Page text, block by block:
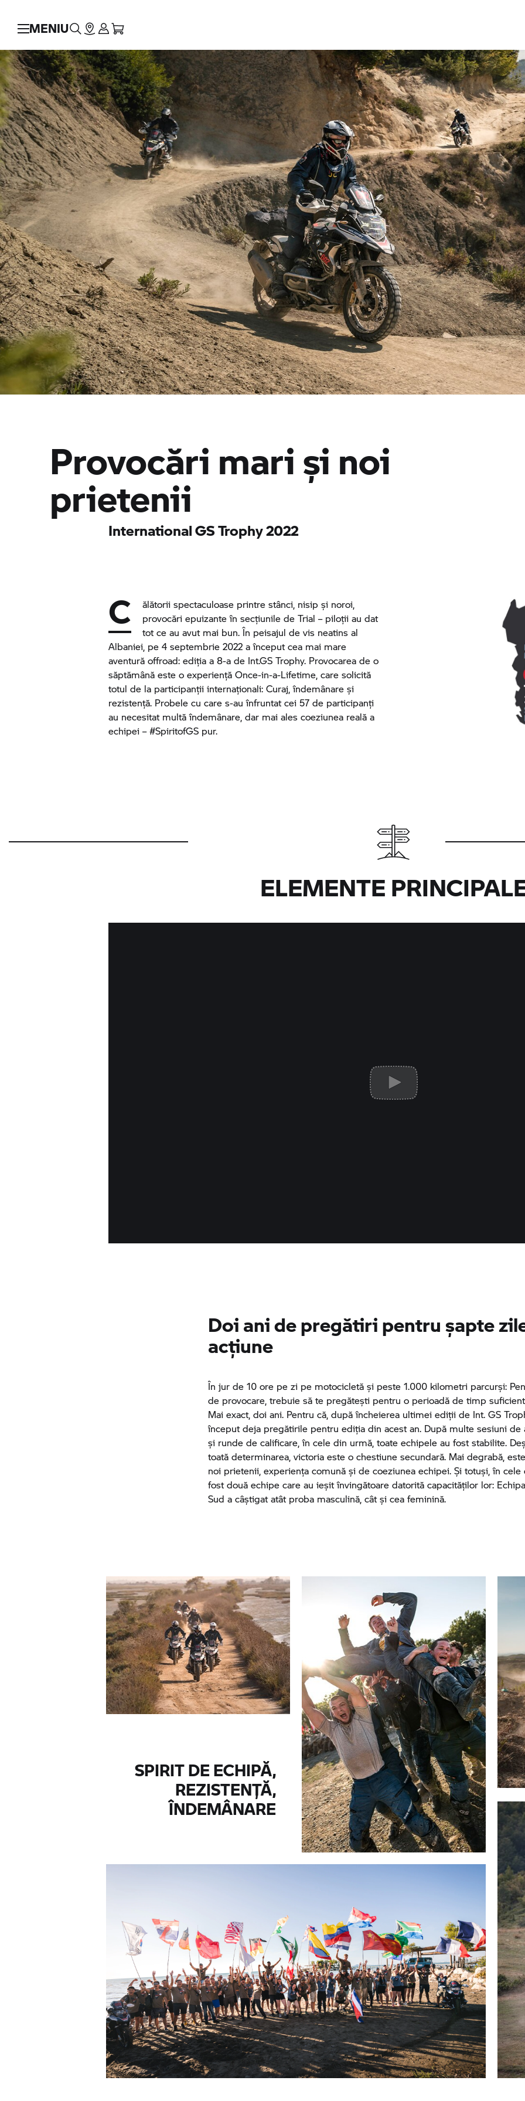
MENIU
Provocări mari și noi
prietenii
InternationalGS Trophy2022
C
ălătorii spectaculoase printre stânci, nisip și noroi,
provocări epuizante în secțiunile de Trial – piloții au dat
tot ce au avut mai bun. În peisajul de vis neatins al
Albaniei, pe 4 septembrie 2022 a început cea mai mare
aventură offroad: ediția a 8-a de Int.GS Trophy. Provocarea de o
săptămână este o experiență Once-in-a-Lifetime, care solicită
totul de la participanții internaționali: Curaj, îndemânare și
rezistență. Probele cu care s-au înfruntat cei 57 de participanți
au necesitat multă îndemânare, dar mai ales coeziunea reală a
echipei – #SpiritofGS pur.
ELEMENTE
Doi ani de pregătiri pentru șapte
acțiune
În jur de 10 ore pe zi pe motocicletă și peste 1.000 kilometri parcurși:
de provocare, trebuie să te pregătești pentru o perioadă de timp
Mai exact, doi ani. Pentru că, după încheierea ultimei ediții de Int.GS
început deja pregătirile pentru ediția din acest an. După multe sesiuni de
și runde de calificare, în cele din urmă, toate echipele au fost stabilite.
toată determinarea, victoria este o chestiune secundară. Mai degrabă,
noi prietenii, experiența comună și de coeziunea echipei. Și totuși, în cele
fost două echipe care au ieșit învingătoare datorită capacităților lor:
Sud a câștigat atât proba masculină, cât și cea feminină.
SPIRIT DE ECHIPĂ,
REZISTENȚĂ,
ÎNDEMÂNARE